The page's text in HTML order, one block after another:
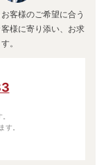
客様のご希望に合う
様に寄り添い、お求
。
す。